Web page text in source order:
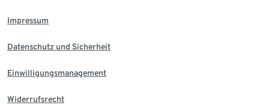
Impressum
Datenschutz und Sicherheit
Einwilligungsmanagement
Widerrufsrecht